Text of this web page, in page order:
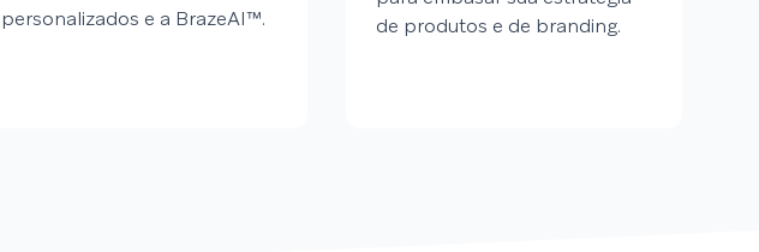
personalizados e a BrazeAI™.
de produtos e de branding.